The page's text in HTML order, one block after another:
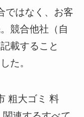
ではなく、お客
競合他社（自
載すること
た。
粗大ゴミ 料